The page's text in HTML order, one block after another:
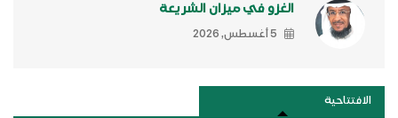
الغزو في ميزان الشريعة
5 أغسطس, 2026
الافتتاحية